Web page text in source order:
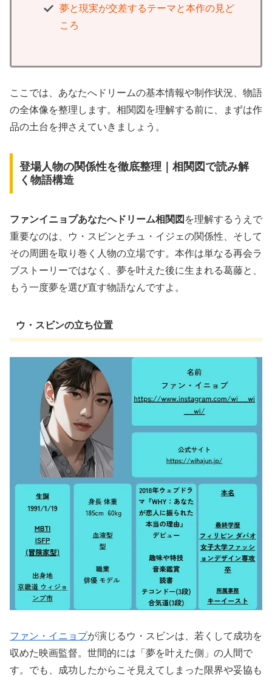
夢と現実が交差するテーマと本作の見ど
ころ
ここでは、あなたへドリームの基本情報や制作状況、物語
の全体像を整理します。相関図を理解する前に、まずは作
品の土台を押さえていきましょう。
登場人物の関係性を徹底整理｜相関図で読み解
く物語構造
ファンイニョプあなたへドリーム相関図 を理解するうえで
重要なのは、ウ・スビンとチュ・イジェの関係性、そして
その周囲を取り巻く人物の立場です。本作は単なる再会ラ
ブストーリーではなく、 夢を叶えた後に生まれる葛藤と、
もう一度夢を選び直す物語なんですよ。
ウ・スビンの立ち位置
ファン・イニョプが演じるウ・スビンは、若くして成功を
収めた映画監督。世間的には「夢を叶えた側」の人間で
す。でも、成功したからこそ見えてしまった限界や妥協も